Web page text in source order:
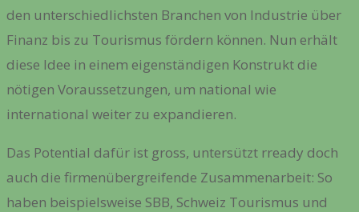
den unterschiedlichsten Branchen von Industrie über
Finanz bis zu Tourismus fördern können. Nun erhält
diese Idee in einem eigenständigen Konstrukt die
nötigen Voraussetzungen, um national wie
international weiter zu expandieren.
Das Potential dafür ist gross, untersützt rready doch
auch die firmenübergreifende Zusammenarbeit: So
haben beispielsweise SBB, Schweiz Tourismus und